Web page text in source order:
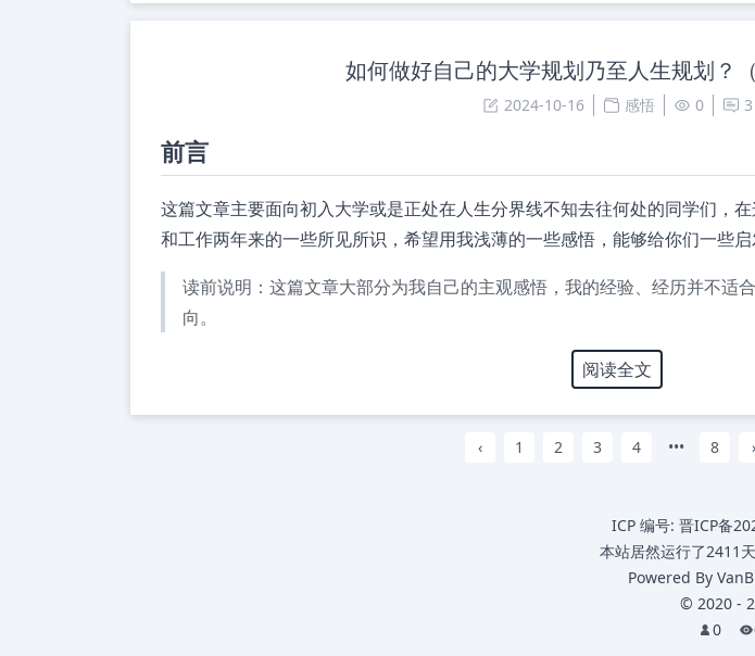
如何做好自己的大学规划乃至人生规划？
2024-10-16 感悟 0 3
前言
这篇文章主要面向初入大学或是正处在人生分界线不知去往何处的同学们，
和工作两年来的一些所见所识，希望用我浅薄的一些感悟，能够给你们一些启
读前说明：这篇文章大部分为我自己的主观感悟，我的经验、经历并不适
向。
阅读全文
‹ 1 2 3 4 ••• 8 ›
ICP 编号: 晋ICP备
本站居然运行了2411
Powered By
© 2020-
0